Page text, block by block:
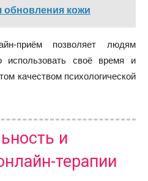
обновления кожи
приём позволяет людям
использовать своё время и
качеством психологической
и
терапии